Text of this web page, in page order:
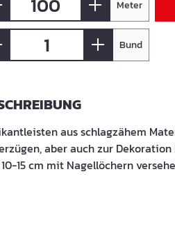
Meter
Bund
aus schlagzähem
aber auch zur
15 cm mit Nagellöchern